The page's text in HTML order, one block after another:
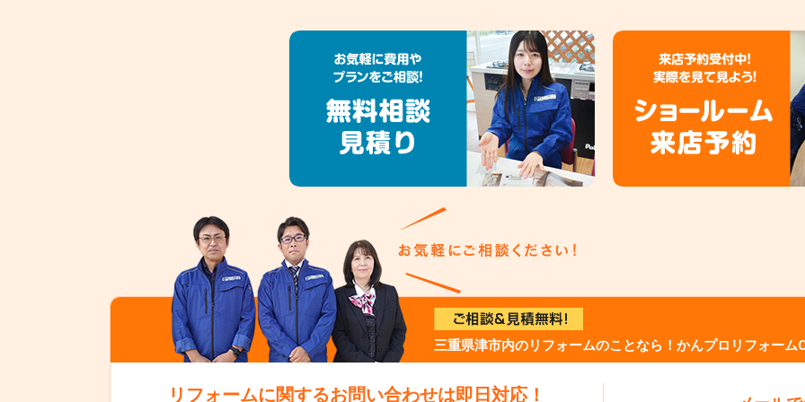
三重県津市内のリフォームのことなら！かんプロリフォーム
リフォームに関するお問い合わせは即日対応！